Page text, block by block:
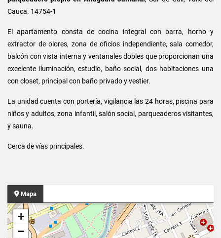
Cauca. 14754-1
El apartamento consta de cocina integral con barra, horno y
extractor de olores, zona de oficios independiente, sala comedor,
balcón con vista interna y ventanales dobles que proporcionan una
excelente iluminación, estudio, baño social, dos habitaciones una
con closet, principal con baño privado y vestier.
La unidad cuenta con portería, vigilancia las 24 horas, piscina para
niños y adultos, zona infantil, salón social, parqueaderos visitantes,
y sauna.
Cerca de vías principales.
Mapa
+
−